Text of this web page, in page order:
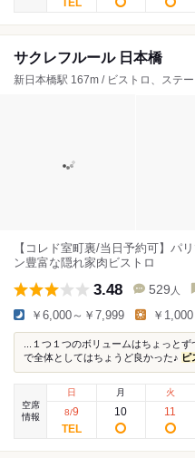
サクレフルール 日本橋
新日本橋駅 167m / ビストロ、ステ
【コレド室町裏/当日予約可】パ
ン豊富な隠れ家肉ビストロ
3.48 529 人
￥6,000～￥7,999 ￥
...１つ１つのボリュームはちょっと
で全体としてはちょうど良かった♪ ピ
空席
情報
日
8/9
月
10
火
11